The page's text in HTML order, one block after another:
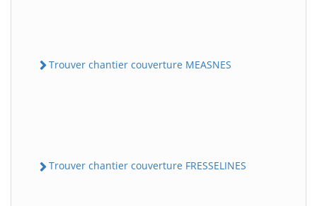
Trouver chantier couverture MEASNES
Trouver chantier couverture FRESSELINES